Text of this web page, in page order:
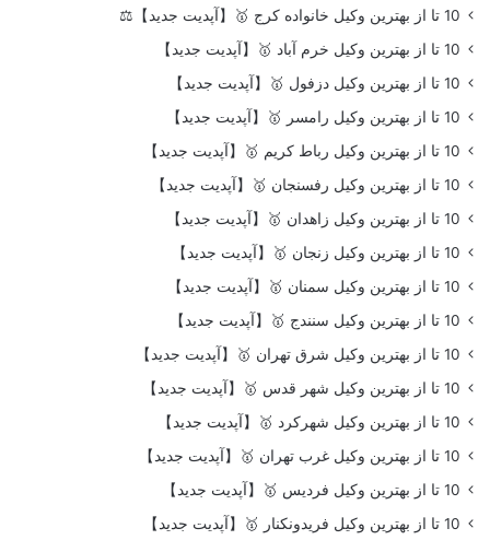
10 تا از بهترین وکیل خانواده کرج 🥇【آپدیت جدید】⚖️
10 تا از بهترین وکیل خرم آباد 🥇【آپدیت جدید】
10 تا از بهترین وکیل دزفول 🥇【آپدیت جدید】
10 تا از بهترین وکیل رامسر 🥇【آپدیت جدید】
10 تا از بهترین وکیل رباط کریم 🥇【آپدیت جدید】
10 تا از بهترین وکیل رفسنجان 🥇【آپدیت جدید】
10 تا از بهترین وکیل زاهدان 🥇【آپدیت جدید】
10 تا از بهترین وکیل زنجان 🥇【آپدیت جدید】
10 تا از بهترین وکیل سمنان 🥇【آپدیت جدید】
10 تا از بهترین وکیل سنندج 🥇【آپدیت جدید】
10 تا از بهترین وکیل شرق تهران 🥇【آپدیت جدید】
10 تا از بهترین وکیل شهر قدس 🥇【آپدیت جدید】
10 تا از بهترین وکیل شهرکرد 🥇【آپدیت جدید】
10 تا از بهترین وکیل غرب تهران 🥇【آپدیت جدید】
10 تا از بهترین وکیل فردیس 🥇【آپدیت جدید】
10 تا از بهترین وکیل فریدونکنار 🥇【آپدیت جدید】